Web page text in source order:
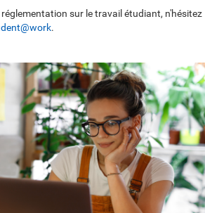
sur le travail étudiant, n'hésitez
.